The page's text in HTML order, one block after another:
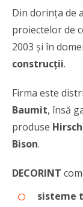
Din dorința de
proiectelor de
2003 și în
construcții.
Firma este
Baumit, însă
produse
Bison.
DECORINT
sisteme